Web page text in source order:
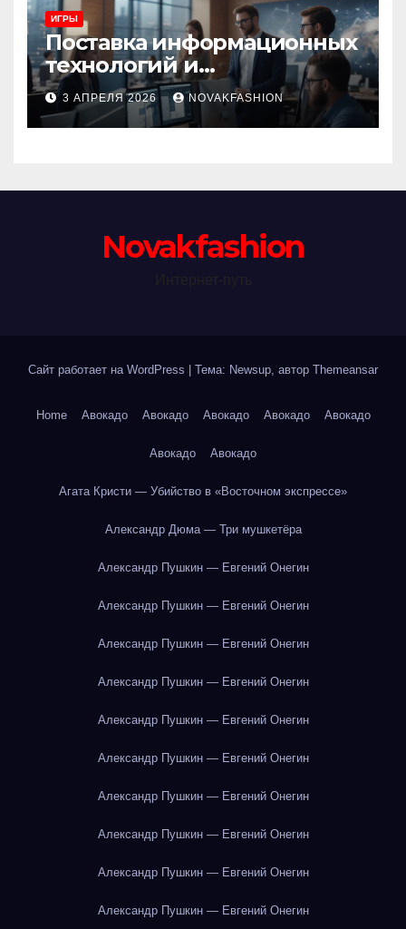
ИГРЫ
Поставка информационных
технологий и
инновационные решения
3 АПРЕЛЯ 2026 NOVAKFASHION
Novakfashion
Сайт работает на WordPress Тема: Newsup, автор Themeansar
Home Авокадо Авокадо Авокадо Авокадо Авокадо
Авокадо Авокадо
Агата Кристи — Убийство в «Восточном экспрессе»
Александр Дюма — Три мушкетёра
Александр Пушкин — Евгений Онегин
Александр Пушкин — Евгений Онегин
Александр Пушкин — Евгений Онегин
Александр Пушкин — Евгений Онегин
Александр Пушкин — Евгений Онегин
Александр Пушкин — Евгений Онегин
Александр Пушкин — Евгений Онегин
Александр Пушкин — Евгений Онегин
Александр Пушкин — Евгений Онегин
Александр Пушкин — Евгений Онегин